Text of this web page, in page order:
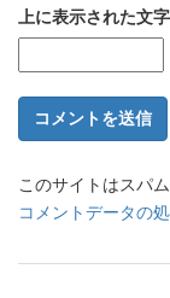
上に表示された文
このサイトはスパ
コメントデータの